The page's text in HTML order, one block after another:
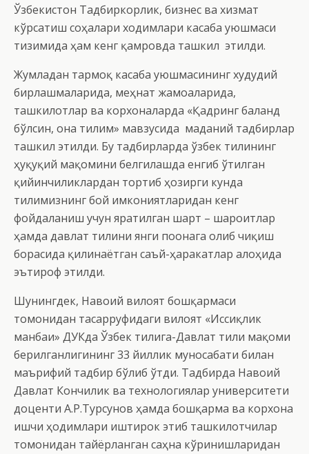
Ўзбекистон Тадбиркорлик, бизнес ва хизмат
кўрсатиш соҳалари ходимлари касаба уюшмаси
тизимида ҳам кенг қамровда ташкил этилди.
Жумладан тармоқ касаба уюшмасининг худудий
бирлашмаларида, меҳнат жамоаларида,
ташкилотлар ва корхоналарда «Қадринг баланд
бўлсин, она тилим» мавзусида маданий тадбирлар
ташкил этилди. Бу тадбирларда ўзбек тилининг
ҳуқуқий мақомини белгилашда енгиб ўтилган
қийинчиликлардан тортиб ҳозирги кунда
тилимизнинг бой имкониятларидан кенг
фойдаланиш учун яратилган шарт – шароитлар
ҳамда давлат тилини янги поғонага олиб чиқиш
борасида қилинаётган саъй-ҳаракатлар алоҳида
эътироф этилди.
Шунингдек, Навоий вилоят бошқармаси
томонидан тасарруфидаги вилоят «Иссиқлик
манбаи» ДУКда Ўзбек тилига-Давлат тили мақоми
берилганлигининг 33 йиллик муносабати билан
маърифий тадбир бўлиб ўтди. Тадбирда Навоий
Давлат Кончилик ва технологиялар университети
доценти А.Р.Турсунов ҳамда бошқарма ва корхона
ишчи ҳодимлари иштирок этиб ташкилотчилар
томонидан тайёрланган саҳна кўринишларидан